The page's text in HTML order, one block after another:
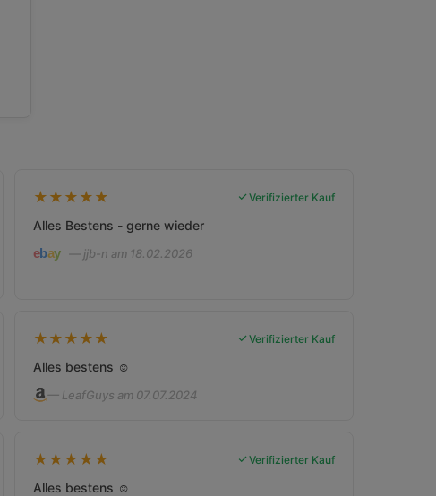
★ ★ ★ ★ ★ Verifizierter Kauf
Alles Bestens - gerne wieder
— jjb-n am 18.02.2026
★ ★ ★ ★ ★ Verifizierter Kauf
Alles bestens ☺️
— LeafGuys am 07.07.2024
★ ★ ★ ★ ★ Verifizierter Kauf
Alles bestens ☺️